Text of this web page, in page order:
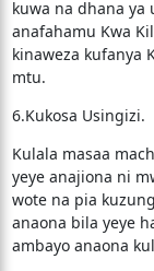
kuwa na dhana ya
anafahamu Kwa
kinaweza kufanya
mtu.
6.Kukosa Usingizi.
Kulala masaa
yeye anajiona ni
wote na pia
anaona bila yeye
ambayo anaona